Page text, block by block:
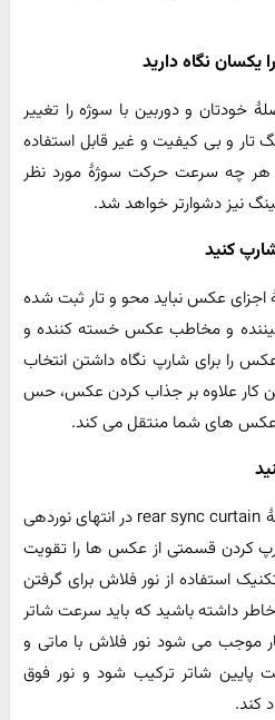
یکسان نگاه دارید
خودتان و دوربین با سوژه را تغییر
و بی کیفیت و غیر قابل استفاده
هر چه سرعت حرکت سوژۀ مورد نظر
نیز دشوارتر خواهد شد.
کنید
اجزای عکس نباید محو و تار ثبت شده
بیننده و مخاطب عکس خسته کننده و
را برای شارپ نگاه داشتن انتخاب
کار علاوه بر جذاب کردن عکس، حس
عکس های شما منتقل می کند.
عمل کردن فلاش با انتخاب گزینۀ rear sync curtain در انتهای نوردهی
کردن قسمتی از عکس ها را تقویت
استفاده از نور فلاش برای گرفتن
داشته باشید که باید سرعت شاتر
موجب می شود نور فلاش با ماتی و
شاتر ترکیب شود و نور فوق
کند.